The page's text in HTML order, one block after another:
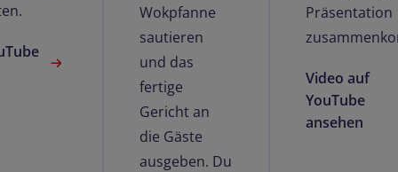
Wokpfanne
sautieren
und das
fertige
Gericht an
die Gäste
ausgeben. Du
Präsentation
Video auf
YouTube
ansehen